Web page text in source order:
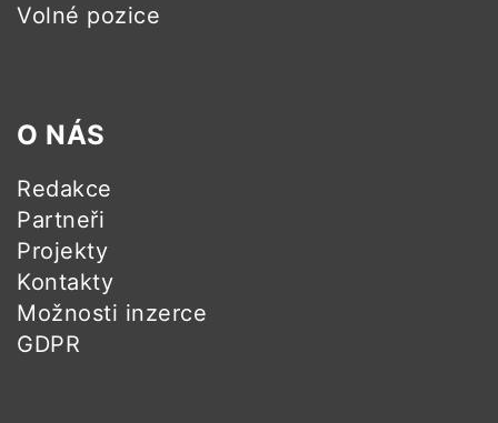
Volné pozice
O NÁS
Redakce
Partneři
Projekty
Kontakty
Možnosti inzerce
GDPR